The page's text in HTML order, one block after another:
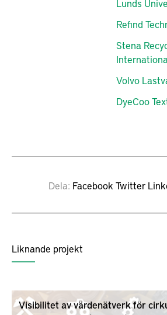
Lunds
Refind
Stena
Volvo
DyeCoo
Dela Facebook Twitter
Liknande projekt
Visibilitet av värdenätverk för